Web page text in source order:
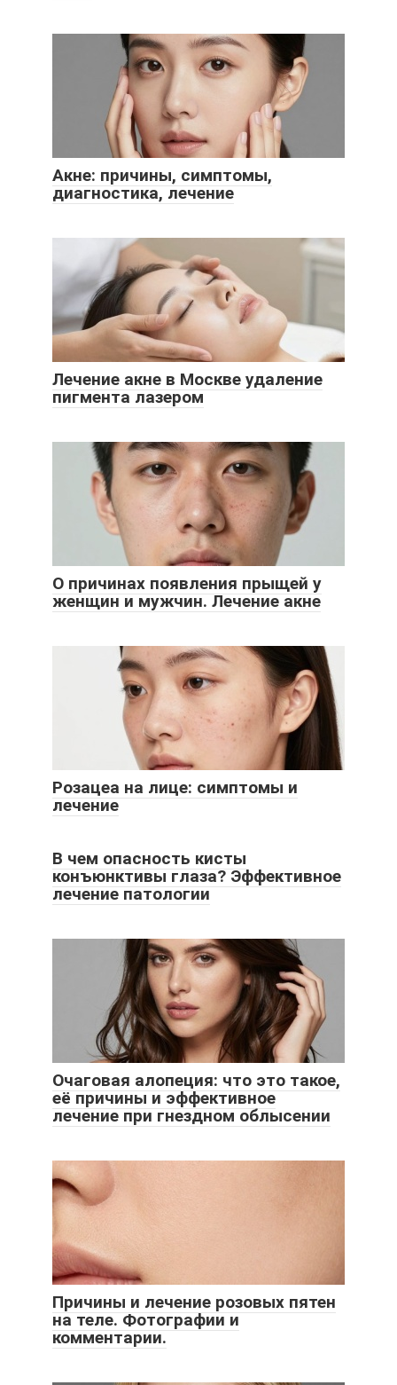
Акне: причины, симптомы,
диагностика, лечение
Лечение акне в Москве удаление
пигмента лазером
О причинах появления прыщей у
женщин и мужчин. Лечение акне
Розацеа на лице: симптомы и
лечение
В чем опасность кисты
конъюнктивы глаза? Эффективное
лечение патологии
Очаговая алопеция: что это такое,
её причины и эффективное
лечение при гнездном облысении
Причины и лечение розовых пятен
на теле. Фотографии и
комментарии.